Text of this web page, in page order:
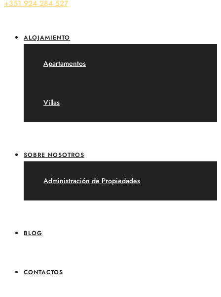
+351 924 284 527
ALOJAMIENTO
Apartamentos
Villas
SOBRE NOSOTROS
Administración de Propiedades
BLOG
CONTACTOS